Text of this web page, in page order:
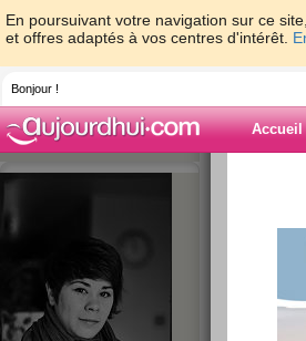
En poursuivant votre navigation sur ce
et offres adaptés à vos centres d'intérêt.
Bonjour !
Accueil